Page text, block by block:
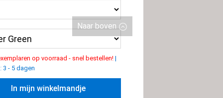
op voorraad - snel bestellen! |
3 - 5 dagen
In mijn winkelmandje
Naar boven